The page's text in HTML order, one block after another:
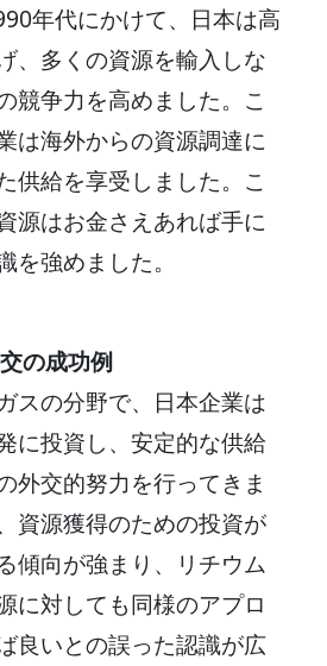
年代にかけて、日本は高
、多くの資源を輸入しな
競争力を高めました。こ
は海外からの資源調達に
供給を享受しました。こ
源はお金さえあれば手に
を強めました。
の成功例
スの分野で、日本企業は
に投資し、安定的な供給
外交的努力を行ってきま
資源獲得のための投資が
傾向が強まり、リチウム
に対しても同様のアプロ
良いとの誤った認識が広